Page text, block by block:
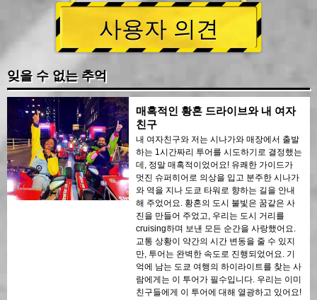
사용자 의견
잊을 수 없는 추억
매혹적인 황혼 드라이브와 내 여자
친구
내 여자친구와 저는 시나가와 매장에서 출발
하는 1시간짜리 투어를 시도하기로 결정했는
데, 정말 매혹적이었어요! 유쾌한 가이드가
멋진 슈퍼히어로 의상을 입고 분주한 시나가
와 역을 지나 도쿄 타워로 향하는 길을 안내
해 주었어요. 황혼의 도시 불빛은 꿈같은 사
진을 만들어 주었고, 우리는 도시 거리를
cruising하며 보낸 모든 순간을 사랑했어요.
교통 상황이 약간의 시간 변동을 줄 수 있지
만, 투어는 완벽한 속도로 진행되었어요. 기
억에 남는 도쿄 여행의 하이라이트를 찾는 사
람에게는 이 투어가 필수입니다. 우리는 이미
친구들에게 이 투어에 대해 열광하고 있어요!